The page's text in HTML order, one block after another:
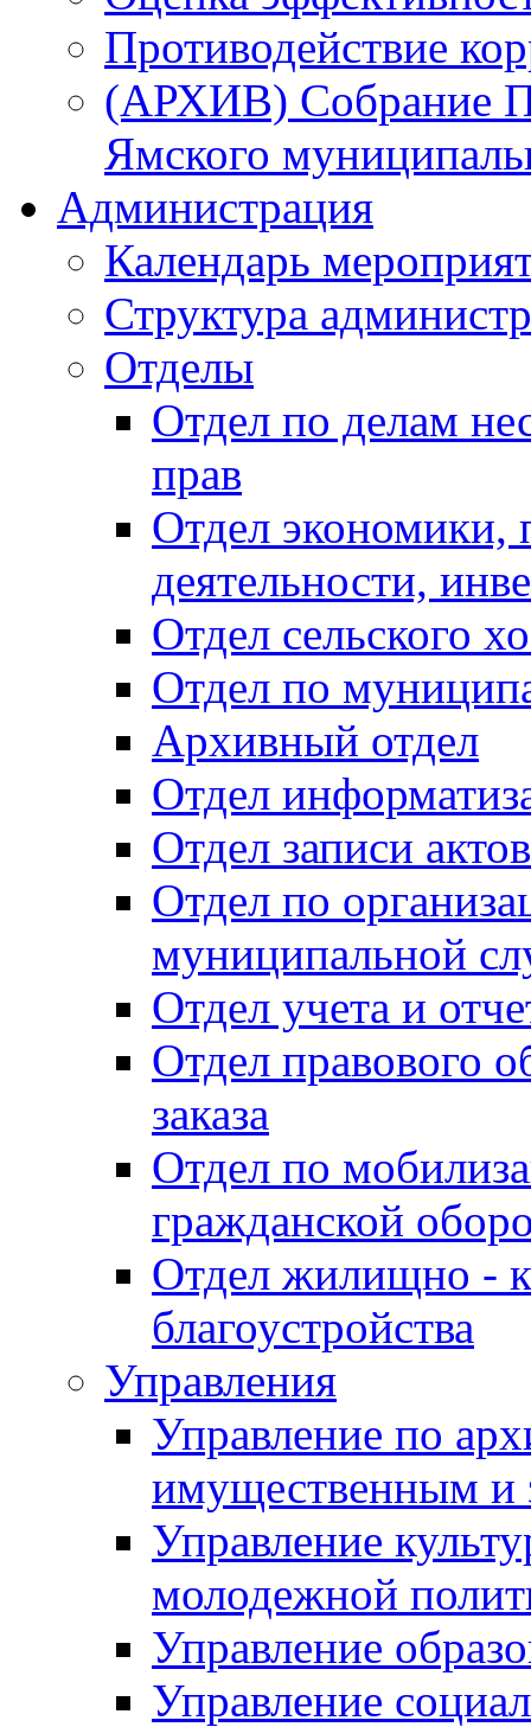
Противодействие
(АРХИВ) Собрание
Ямского
Администрация
Календарь
Структура
Отделы
Отдел по делам
прав
Отдел экономики,
деятельности,
Отдел сельского
Отдел по
Архивный отдел
Отдел
Отдел записи
Отдел по
муниципальной
Отдел учета и
Отдел правового
заказа
Отдел по
гражданской
Отдел жилищно -
благоустройства
Управления
Управление по
имущественным и
Управление
молодежной
Управление
Управление